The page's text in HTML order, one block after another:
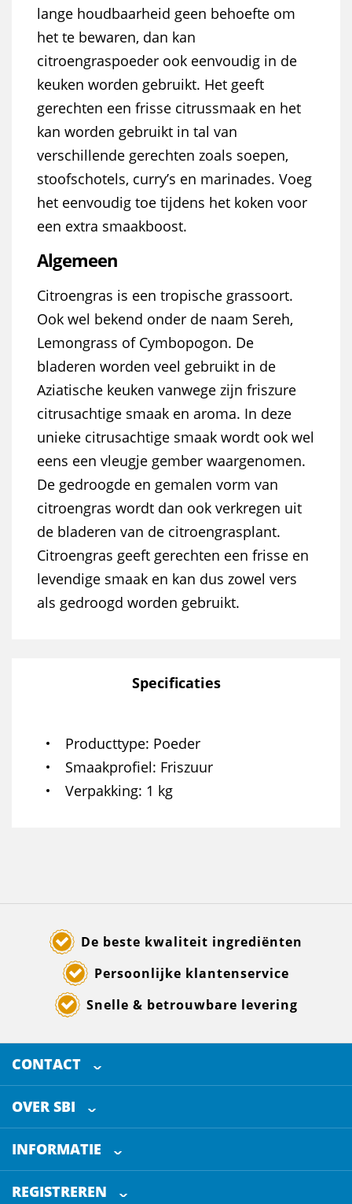
lange houdbaarheid geen behoefte om
het te bewaren, dan kan
citroengraspoeder ook eenvoudig in de
keuken worden gebruikt. Het geeft
gerechten een frisse citrussmaak en het
kan worden gebruikt in tal van
verschillende gerechten zoals soepen,
stoofschotels, curry’s en marinades. Voeg
het eenvoudig toe tijdens het koken voor
een extra smaakboost.
Algemeen
Citroengras is een tropische grassoort.
Ook wel bekend onder de naam Sereh,
Lemongrass of Cymbopogon. De
bladeren worden veel gebruikt in de
Aziatische keuken vanwege zijn friszure
citrusachtige smaak en aroma. In deze
unieke citrusachtige smaak wordt ook wel
eens een vleugje gember waargenomen.
De gedroogde en gemalen vorm van
citroengras wordt dan ook verkregen uit
de bladeren van de citroengrasplant.
Citroengras geeft gerechten een frisse en
levendige smaak en kan dus zowel vers
als gedroogd worden gebruikt.
Specificaties
Producttype Poeder
Smaakprofiel Friszuur
Verpakking 1 kg
De beste kwaliteit ingrediënten
Persoonlijke klantenservice
Snelle & betrouwbare levering
CONTACT
SELECTED BREWING INGREDIENTS
Doornhoek 3880
5465 TBVeghel
The Netherlands
OVER SBI
Over ons
Werken bij
INFORMATIE
Klantenservice
Blog
REGISTREREN